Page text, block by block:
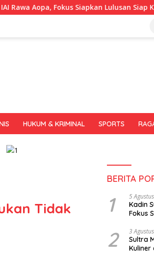
Lulusan Siap Kerja dan Wirausaha
HUKUM & KRIMINAL SPORTS
Tidak
BERITA
1 5
Kadin
Fokus
2 3
Sultra
Kuliner